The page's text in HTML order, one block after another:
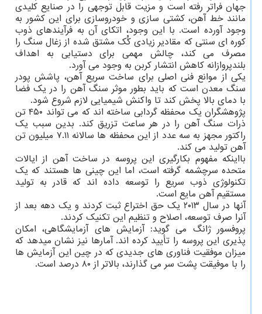
جهان فراتر رفته است و مزیت قابل توجهی را در صنایع کلیدی
مانند خط آهن، کشتی سازی و خودروسازی برای این کشور به
وجود آورده است. با این وجود، اتکای آن به فرآیندهای ذوب
کوره ای سنتی که مقادیر زیادی کَُک مشتق شده از زغال سنگ را
مصرف می کند، چالش مهمی برای دستیابی به اهداف
بلندپروازانه کاهش انتشار کربن به وجود می آورد.
یکی از موانع فنی اصلی برای ساخت سریع آهن، پاشش پودر
سنگ معدن است که باید بطور موثر سنگ آهن را در یک فضا
با دمای بالا پخش کند تا واکنش شیمیایی لازم شروع شود.
پژوهشگران یک محفظه گردابی ساخته اند که می تواند ۴۵۰ تن
ذرات سنگ آهن را در هر ساعت تزریق کند. بدین سبب یک
راکتور مجهز به سه عدد از این محفظه ها سالانه ۷.۱۱ میلیون تن
آهن تولید می کند.
بااینکه مفهوم بکارگیری این پروسه در ساخت آهن از ایالات
متحده سرچشمه گرفته است، اما این چینی ها هستند که یک
تکنولوژی ذوب سریع را توسعه داده اند که قادر به تولید
مستقیم آهن مایع است.
آنها در سال ۲۰۱۳ یک حق اختراع ثبت کردند و یک دهه بعد از
آنرا صرف توسعه، اصلاح و تنظیم این تکنیک کردند.
پروفسور ژانگ می گوید: آزمایش های آزمایشگاهی، امکان
پذیری این پروسه را تأیید کرده اند. آمارها نیز نشان میدهد که
میزان موفقیت فناوری های جدیدی که در چین این آزمایش ها
را با موفیقت پشت سر می گذارند، بالاتر از ۸۰ درصد است.